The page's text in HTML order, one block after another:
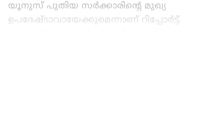
യൂനുസ് പുതിയ സര്‍ക്കാരിന്‍റെ മുഖ്യ
ഉപദേഷ്ടാവായേക്കുമെന്നാണ് റിപ്പോര്‍ട്ട്.